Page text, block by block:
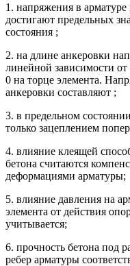
1. напряжения в
достигают предельных
состояния ;
2. на длине анкеровки
линейной зависимости
0 на торце элемента.
анкеровки составляют ;
3. в предельном
только зацеплением
4. влияние клеящей
бетона считаются
деформациями арматуры;
5. влияние давления на
элемента от действия
учитывается;
6. прочность бетона под
ребер арматуры